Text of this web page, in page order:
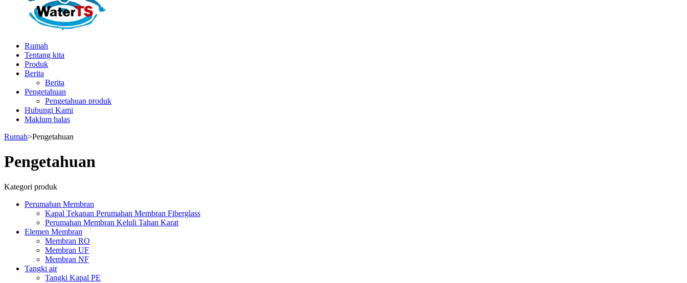
Rumah
Tentang kita
Produk
Berita
Berita
Pengetahuan
Pengetahuan produk
Hubungi Kami
Maklum balas
Rumah>Pengetahuan
Pengetahuan
Kategori produk
Perumahan Membran
Kapal Tekanan Perumahan Membran Fiberglass
Perumahan Membran Keluli Tahan Karat
Elemen Membran
Membran RO
Membran UF
Membran NF
Tangki air
Tangki Kapal PE